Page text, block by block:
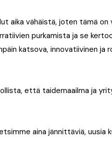
aika vähäistä, joten tämä on
purkamista ja se
katsova, innovatiivinen ja
että taidemaailma ja
aina jännittäviä, uusia